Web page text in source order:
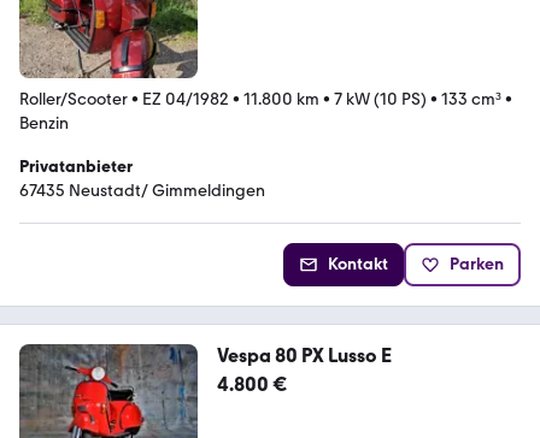
Roller/Scooter• EZ 04/1982 • 11.800 km • 7 kW (10 PS) • 133 cm³•
Benzin
Privatanbieter
67435 Neustadt/ Gimmeldingen
Kontakt Parken
Vespa 80 PX Lusso E
4.800 €